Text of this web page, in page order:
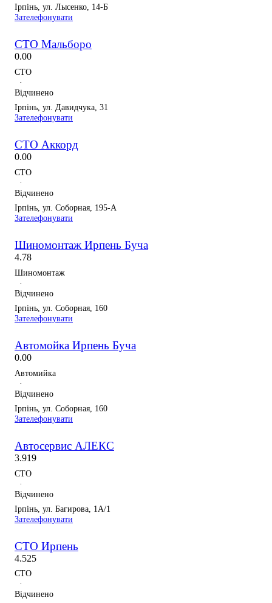
Ірпінь, ул. Лысенко, 14-Б
Зателефонувати
СТО Мальборо
0.00
СТО
·
Відчинено
Ірпінь, ул. Давидчука, 31
Зателефонувати
СТО Аккорд
0.00
СТО
·
Відчинено
Ірпінь, ул. Соборная, 195-А
Зателефонувати
Шиномонтаж Ирпень Буча
4.78
Шиномонтаж
·
Відчинено
Ірпінь, ул. Соборная, 160
Зателефонувати
Автомойка Ирпень Буча
0.00
Автомийка
·
Відчинено
Ірпінь, ул. Соборная, 160
Зателефонувати
Автосервис АЛЕКС
3.919
СТО
·
Відчинено
Ірпінь, ул. Багирова, 1А/1
Зателефонувати
СТО Ирпень
4.525
СТО
·
Відчинено